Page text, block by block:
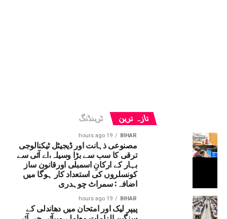
تازہ ترین ٹرینڈنگ
BIHAR
19 hours ago
مصنوعی ذہانت اور ڈیجیٹل ٹیکنالوجی
ترقی کا سب سے بڑا وسیلہ،اے آئی سے
بہار کے ارکانِ اسمبلی اورقانون ساز
کونسلروں کی استعداد کار ہوگا میں
اضافہ: سمراٹ چوہدری
BIHAR
19 hours ago
پیپر لیک اور امتحان میں دھاندلی کے